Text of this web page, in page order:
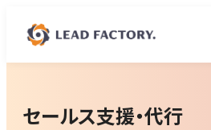
セールス支援・代行